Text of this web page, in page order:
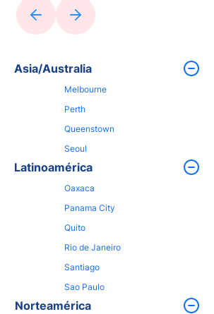
Asia/Australia
Melbourne
Perth
Queenstown
Seoul
Latinoamérica
Oaxaca
Panama City
Quito
Rio de Janeiro
Santiago
Sao Paulo
Norteamérica